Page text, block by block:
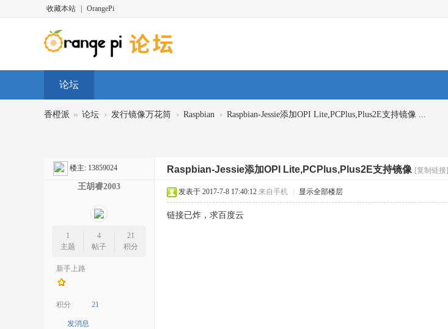
收藏本站 OrangePi
论坛
香橙派 » 论坛 › 发行镜像万花筒 › Raspbian › Raspbian-Jessie添加OPI Lite,PCPlus,Plus2E支持镜像 ...
楼主: 13859024 Raspbian-Jessie添加OPI Lite,PCPlus,Plus2E支持镜像 [复制链接]
王胡睿2003
1
主题
4
帖子
21
积分
新手上路
积分 21
发消息
发表于 2017-7-8 17:40:12 来自手机 显示全部楼层
链接已炸，求百度云